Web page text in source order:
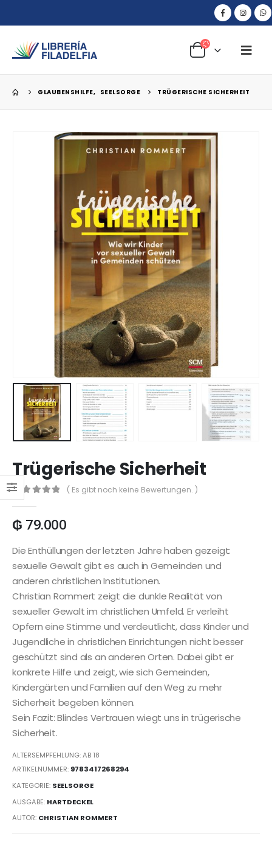
GLAUBENSHILFE, SEELSORGE TRÜGERISCHE SICHERHEIT
Trügerische Sicherheit
( Es gibt noch keine Bewertungen. )
₲ 79.000
Die Enthüllungen der letzten Jahre haben gezeigt:
sexuelle Gewalt gibt es auch in Gemeinden und
anderen christlichen Institutionen.
Christian Rommert zeigt die dunkle Realität von
sexueller Gewalt im christlichen Umfeld. Er verleiht
Opfern eine Stimme und verdeutlicht, dass Kinder und
Jugendliche in christlichen Einrichtungen nicht besser
geschützt sind als an anderen Orten. Dabei gibt er
konkrete Hilfe und zeigt, wie sich Gemeinden,
Kindergärten und Familien auf den Weg zu mehr
Sicherheit begeben können.
Sein Fazit: Blindes Vertrauen wiegt uns in trügerische
Sicherheit.
ALTERSEMPFEHLUNG: AB 18
ARTIKELNUMMER: 9783417268294
KATEGORIE: SEELSORGE
AUSGABE: HARTDECKEL
AUTOR: CHRISTIAN ROMMERT